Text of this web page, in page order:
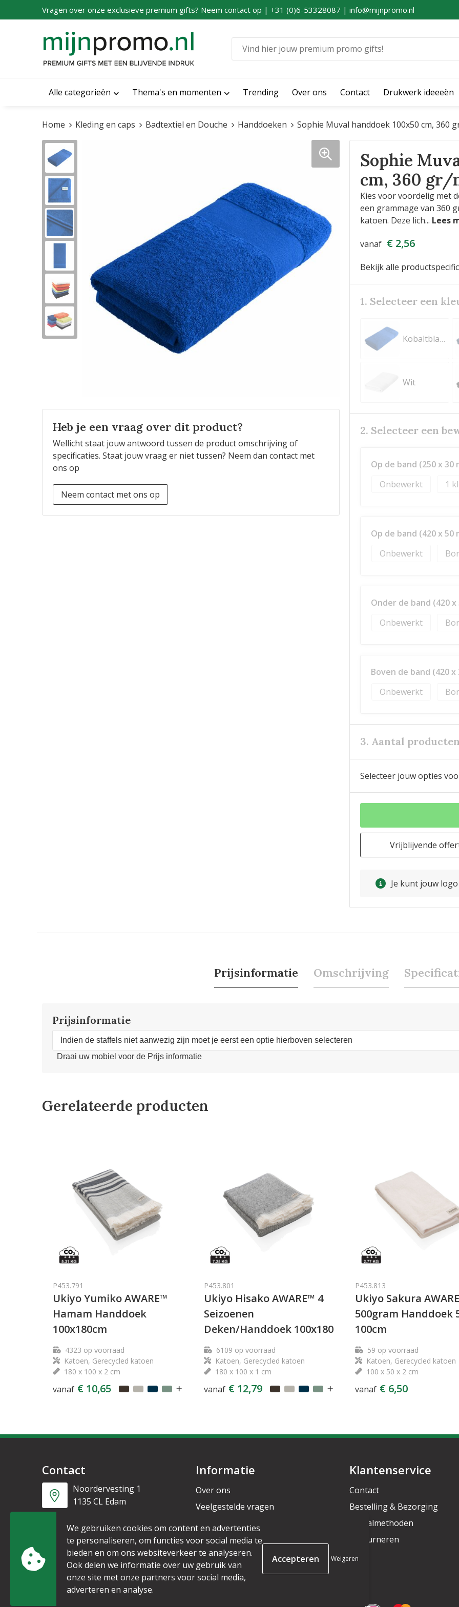
Vragen over onze exclusieve premium gifts? Neem contact op | +31 (0)6-53328087 | info@mijnpromo.nl
Alle categorieën Thema's en momenten Trending Over ons Contact Drukwerk ideeeën
Home Kleding en caps Badtextiel en Douche Handdoeken Sophie Muval handdoek 100x50 cm, 360
Heb je een vraag over dit product?
Wellicht staat jouw antwoord tussen de product omschrijving of
specificaties. Staat jouw vraag er niet tussen? Neem dan contact met
ons op
Neem contact met ons op
Sophie
cm, 360 gr/
Kies voor voordelig met
een grammage van 360
katoen. Deze lich...
vanaf € 2,56
Bekijk alle
1. Selecteer een
Kobaltblauw
Wit
2. Selecteer een
Op de band (250 x 30
Onbewerkt
1
Op de band (420 x 50
Onbewerkt
Onder de band (420 x
Onbewerkt
Boven de band (420 x
Onbewerkt
3. Aantal producten
Selecteer jouw opties
Vrijblijvende
Je kunt jouw
Prijsinformatie Omschrijving
Prijsinformatie
Indien de staffels niet aanwezig zijn moet je eerst een optie hierboven selecteren
Draai uw mobiel voor de Prijs informatie
Gerelateerde producten
P453.791
Ukiyo Yumiko AWARE™
Hamam Handdoek
100x180cm
4323 op voorraad
Katoen, Gerecycled katoen
180 x 100 x 2 cm
vanaf € 10,65
P453.801
Ukiyo Hisako AWARE™ 4
Seizoenen
Deken/Handdoek 100x180
6109 op voorraad
Katoen, Gerecycled katoen
180 x 100 x 1 cm
vanaf € 12,79
P453.813
Ukiyo Sakura
500gram Handdoek
100cm
59 op voorraad
Katoen, Gerecycled katoen
100 x 50 x 2 cm
vanaf € 6,50
Contact
Noordervesting 1
1135 CL Edam
+31 6 53328087
info@mijnpromo.nl
Informatie
Over ons
Veelgestelde vragen
Nieuwsbrief
Klantenservice
Contact
Bestelling & Bezorging
Betaalmethoden
Retourneren
We gebruiken cookies om content en advertenties
te personaliseren, om functies voor social media te
bieden en om ons websiteverkeer te analyseren.
Ook delen we informatie over uw gebruik van
onze site met onze partners voor social media,
adverteren en analyse.
Weigeren